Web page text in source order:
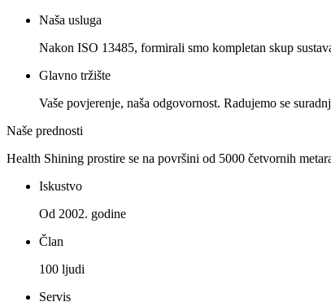
Naša usluga
Nakon ISO 13485, formirali smo kompletan skup
Glavno tržište
Vaše povjerenje, naša odgovornost. Radujemo se
Naše prednosti
Health Shining prostire se na površini od 5000 četvornih
Iskustvo
Od 2002. godine
Član
100 ljudi
Servis